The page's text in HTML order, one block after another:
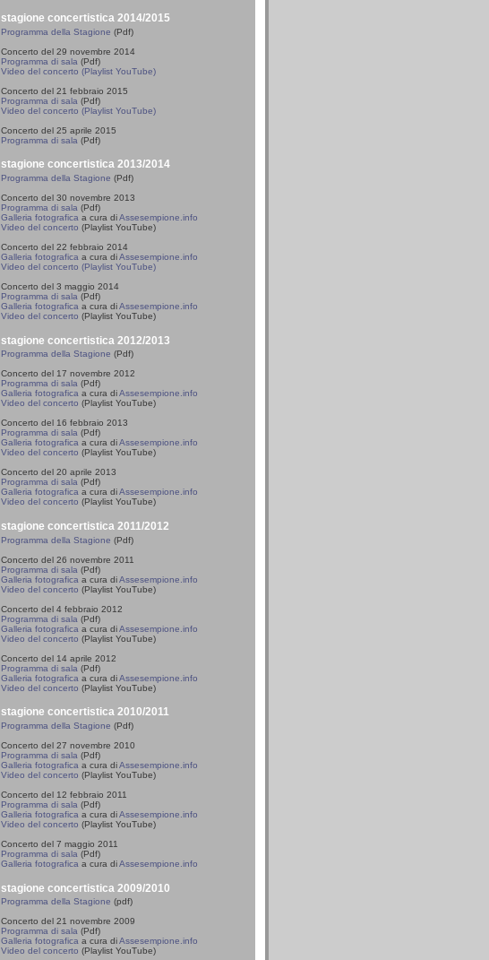
stagione concertistica 2014/2015
Programma della Stagione (Pdf)
Concerto del 29 novembre 2014
Programma di sala (Pdf)
Video del concerto (Playlist YouTube)
Concerto del 21 febbraio 2015
Programma di sala (Pdf)
Video del concerto (Playlist YouTube)
Concerto del 25 aprile 2015
Programma di sala (Pdf)
stagione concertistica 2013/2014
Programma della Stagione (Pdf)
Concerto del 30 novembre 2013
Programma di sala (Pdf)
Galleria fotografica a cura diAssesempione.info
Video del concerto (Playlist YouTube)
Concerto del 22 febbraio 2014
Galleria fotografica a cura diAssesempione.info
Video del concerto (Playlist YouTube)
Concerto del 3 maggio 2014
Programma di sala (Pdf)
Galleria fotografica a cura diAssesempione.info
Video del concerto (Playlist YouTube)
stagione concertistica 2012/2013
Programma della Stagione (Pdf)
Concerto del 17 novembre 2012
Programma di sala (Pdf)
Galleria fotografica a cura diAssesempione.info
Video del concerto (Playlist YouTube)
Concerto del 16 febbraio 2013
Programma di sala (Pdf)
Galleria fotografica a cura diAssesempione.info
Video del concerto (Playlist YouTube)
Concerto del 20 aprile 2013
Programma di sala (Pdf)
Galleria fotografica a cura diAssesempione.info
Video del concerto (Playlist YouTube)
stagione concertistica 2011/2012
Programma della Stagione (Pdf)
Concerto del 26 novembre 2011
Programma di sala (Pdf)
Galleria fotografica a cura diAssesempione.info
Video del concerto (Playlist YouTube)
Concerto del 4 febbraio 2012
Programma di sala (Pdf)
Galleria fotografica a cura diAssesempione.info
Video del concerto (Playlist YouTube)
Concerto del 14 aprile 2012
Programma di sala (Pdf)
Galleria fotografica a cura diAssesempione.info
Video del concerto (Playlist YouTube)
stagione concertistica 2010/2011
Programma della Stagione (Pdf)
Concerto del 27 novembre 2010
Programma di sala (Pdf)
Galleria fotografica a cura diAssesempione.info
Video del concerto (Playlist YouTube)
Concerto del 12 febbraio 2011
Programma di sala (Pdf)
Galleria fotografica a cura diAssesempione.info
Video del concerto (Playlist YouTube)
Concerto del 7 maggio 2011
Programma di sala (Pdf)
Galleria fotografica a cura diAssesempione.info
stagione concertistica 2009/2010
Programma della Stagione (pdf)
Concerto del 21 novembre 2009
Programma di sala (Pdf)
Galleria fotografica a cura diAssesempione.info
Video del concerto (Playlist YouTube)